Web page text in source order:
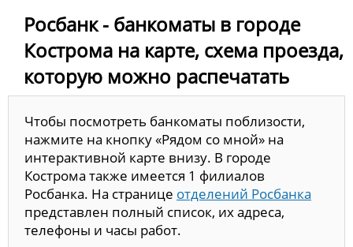
Росбанк - банкоматы в городе
Кострома на карте, схема проезда,
которую можно распечатать
Чтобы посмотреть банкоматы поблизости,
нажмите на кнопку «Рядом со мной» на
интерактивной карте внизу. В городе
Кострома также имеется 1 филиалов
Росбанка. На странице отделений Росбанка
представлен полный список, их адреса,
телефоны и часы работ.